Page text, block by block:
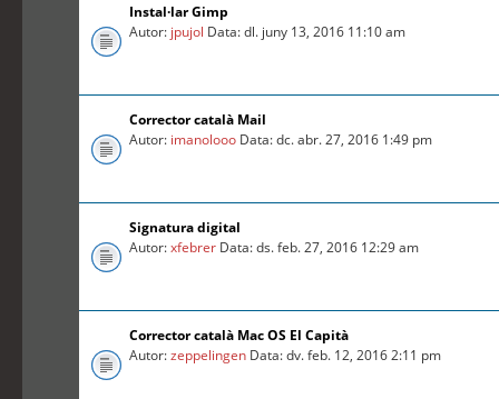
Instal·lar Gimp
Autor: jpujol Data: dl. juny 13, 2016 11:10 am
Corrector català Mail
Autor: imanolooo Data: dc. abr. 27, 2016 1:49 pm
Signatura digital
Autor:xfebrer Data: ds. feb. 27, 2016 12:29 am
Corrector català Mac OS El Capità
Autor:zeppelingen Data: dv. feb. 12, 2016 2:11 pm